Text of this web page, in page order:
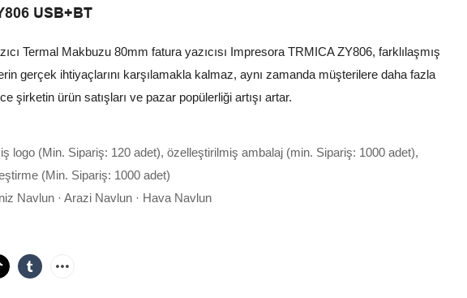
USB+BT
Termal Makbuzu 80mm fatura yazıcısı Impresora TRMICA ZY806, farklılaşmış
gerçek ihtiyaçlarını karşılamakla kalmaz, aynı zamanda müşterilere daha fazla
şirketin ürün satışları ve pazar popülerliği artışı artar.
logo (Min. Sipariş: 120 adet), özelleştirilmiş ambalaj (min. Sipariş: 1000 adet),
(Min. Sipariş: 1000 adet)
Navlun · Arazi Navlun · Hava Navlun